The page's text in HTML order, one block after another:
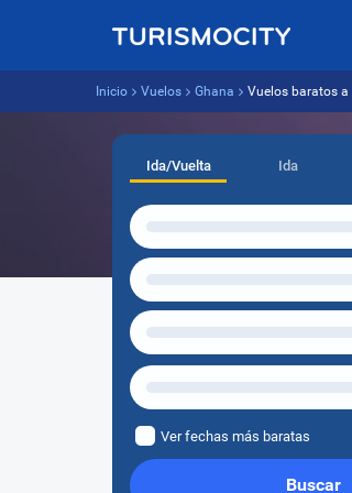
Inicio Vuelos Ghana Vuelos baratos a
Ida/Vuelta Ida
Ver fechas más baratas
Buscar